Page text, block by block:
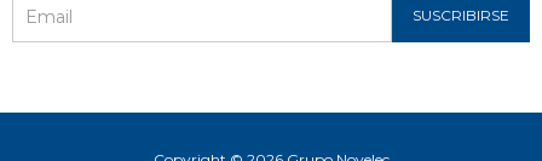
SUSCRIBIRSE